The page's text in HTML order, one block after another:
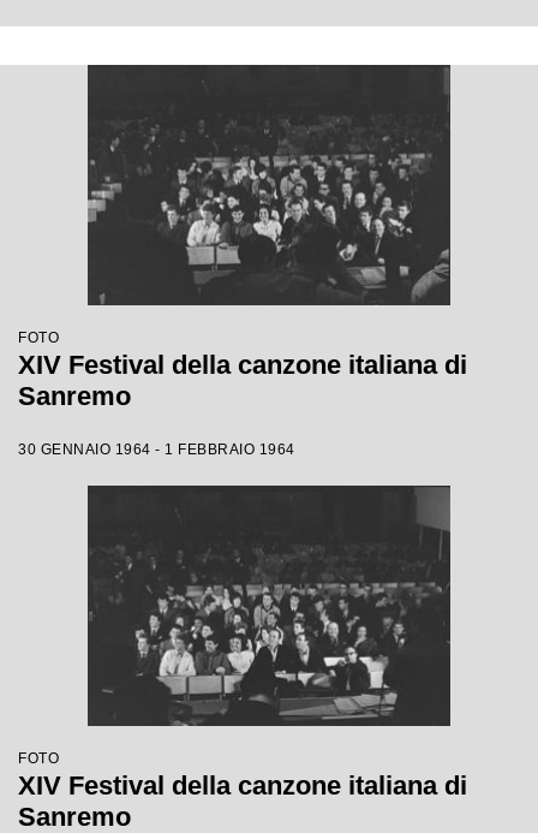
FOTO
XIV Festival della canzone italiana di
Sanremo
30 GENNAIO 1964 - 1 FEBBRAIO 1964
FOTO
XIV Festival della canzone italiana di
Sanremo